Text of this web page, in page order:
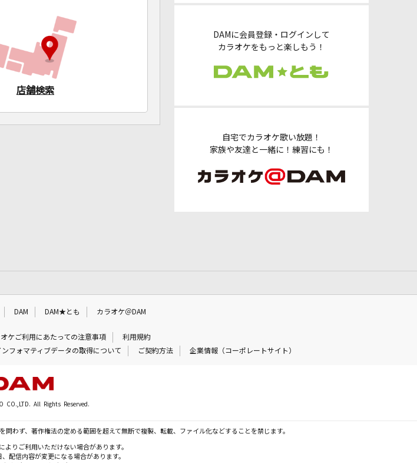
DAMに会員登録・ログインして
カラオケをもっと楽しもう！
自宅でカラオケ歌い放題！
家族や友達と一緒に！練習にも！
店舗検索
DAM DAM★とも カラオケ＠DAM
ケご利用にあたっての注意事項
利用規約
ンフォマティブデータの取得について ご契約方法 企業情報（コーポレートサイト）
CO.,LTD. All Rights Reserved.
わず、著作権法の定める範囲を超えて無断で複製、転載、ファイル化などすることを禁じます。
よりご利用いただけない場合があります。
配信内容が変更になる場合があります。